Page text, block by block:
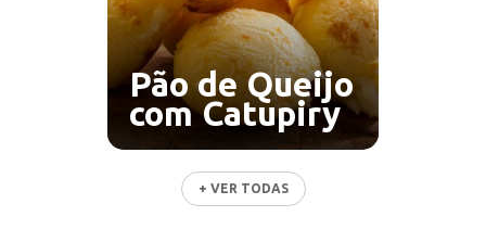
Pão de Queijo
com Catupiry
+ VER TODAS